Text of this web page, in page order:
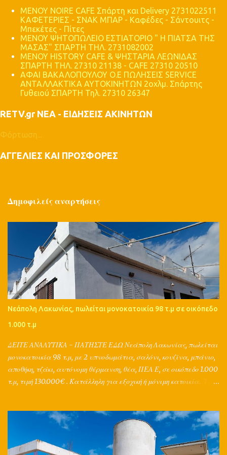
MENOY NOIRE CAFE Σπάρτη και Delivery 2731022511
ΚΑΦΕΤΕΡΙΕΣ - ΣΝΑΚ ΜΠΑΡ - Καφέδες - Σάντουιτς -
Μπεκέτες - Πίτες
ΜΕΝΟΥ ΨΗΤΟΠΩΛΕΙΟ ΕΣΤΙΑΤΟΡΙΟ " Η ΠΙΑΤΣΑ ΤΗΣ
ΜΑΣΑΣ" ΣΠΑΡΤΗ ΤΗΛ. 2731082002
ΜΕΝΟΥ HISTORY CAFE & ΨΗΣΤΑΡΙΑ ΛΕΩΝΙΔΑΣ
ΣΠΑΡΤΗ ΤΗΛ. 27310 21138 - CAFE 27310 20510
ΑΦΑΙ ΒΑΚΑΛΟΠΟΥΛΟΥ Ο.Ε ΠΩΛΗΣΕΙΣ SERVICE
ΑΝΤΑΛΛΑΚΤΙΚΑ ΑΥΤΟΚΙΝΗΤΩΝ 2οχλμ. Σπάρτης
Γυθειού ΣΠΑΡΤΗ Τηλ. 27310 26347
RETV.gr ΝΕΑ - ΕΙΔΗΣΕΙΣ ΑΚΙΝΗΤΩΝ
Φόρτωση...
ΑΓΓΕΛΙΕΣ ΚΑΙ ΠΡΟΣΦΟΡΕΣ
Δημοφιλείς αναρτήσεις
Νεάπολη Λακωνίας, πωλείται μονοκατοικία 98 τ.μ σε οικόπεδο
1.000 τ.μ
ΔΕΙΤΕ ΑΝΑΛΥΤΙΚΑ - ΠΑΤΗΣΤΕ ΕΔΩ Νεάπολη Λακωνίας, πωλείται
μονοκατοικία 98 τ.μ, με 2 υπνοδωμάτια, σαλόνι, κουζίνα, μπάνιο,
αποθήκη, τζάκι, αυτόνομη θέρμανση, θέα, ΠΕΑ Ε, σε οικόπεδο 1.000
τ.μ, τιμή 130.000€ . Κατάλληλη για εξοχική ή μόνιμη κατοικία. Τα
αγoρά, πώληση, ενοικίαση, αντιπαροχή, ανταλλαγή, διαχείριση,
εκτίμηση, δανειοδότηση, ασφάλιση ενός ακινήτου, με τη
συνεργασία μηχανικών, συμβολαιογράφων, δικηγόρων, τεχνικών,